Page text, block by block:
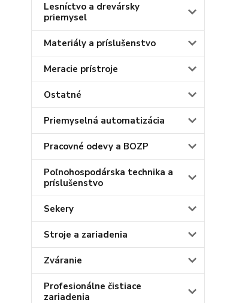
Lesníctvo a drevársky
priemysel
Materiály a príslušenstvo
Meracie prístroje
Ostatné
Priemyselná automatizácia
Pracovné odevy a BOZP
Poľnohospodárska technika a
príslušenstvo
Sekery
Stroje a zariadenia
Zváranie
Profesionálne čistiace
zariadenia